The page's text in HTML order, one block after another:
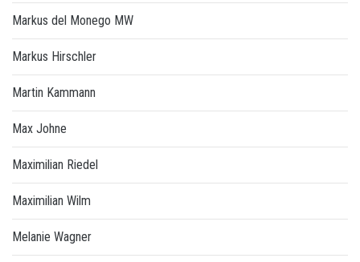
Markus del Monego MW
Markus Hirschler
Martin Kammann
Max Johne
Maximilian Riedel
Maximilian Wilm
Melanie Wagner